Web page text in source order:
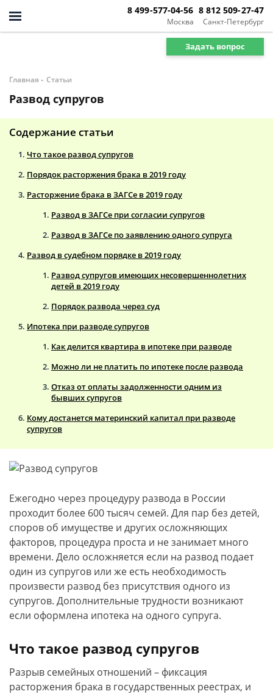
Москва
8 499-577-04-56
Санкт-Петербург
8 812 509-27-47
Задать вопрос
Главная - Статьи
Развод супругов
Содержание статьи
Что такое развод супругов
Порядок расторжения брака в 2019 году
Расторжение брака в ЗАГСе в 2019 году
Развод в ЗАГСе при согласии супругов
Развод в ЗАГСе по заявлению одного супруга
Развод в судебном порядке в 2019 году
Развод супругов имеющих несовершеннолетних
детей в 2019 году
Порядок развода через суд
Ипотека при разводе супругов
Как делится квартира в ипотеке при разводе
Можно ли не платить по ипотеке после развода
Отказ от оплаты задолженности одним из
бывших супругов
Кому достанется материнский капитал при разводе
супругов
Ежегодно через процедуру развода в России
проходит более 600 тысяч семей. Для пар без детей,
споров об имуществе и других осложняющих
факторов, процедура проста и не занимает много
времени. Дело осложняется если на развод подает
один из супругов или же есть необходимость
произвести развод без присутствия одного из
супругов. Дополнительные трудности возникают
если оформлена ипотека на одного супруга.
Что такое развод супругов
Разрыв семейных отношений – фиксация
расторжения брака в государственных реестрах, и